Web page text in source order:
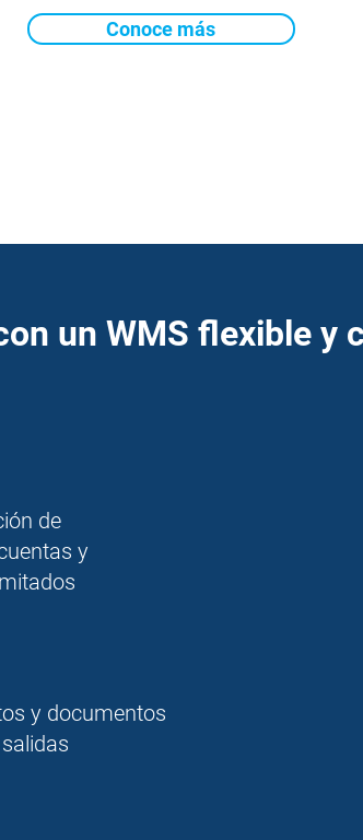
Conoce más
un WMS flexible y
de
y
y documentos